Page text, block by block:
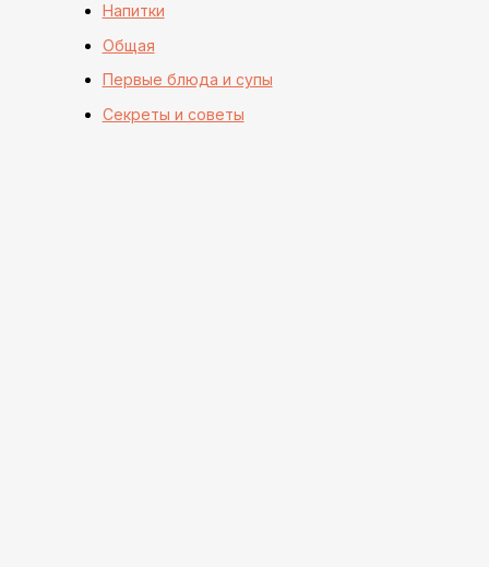
Напитки
Общая
Первые блюда и супы
Секреты и советы